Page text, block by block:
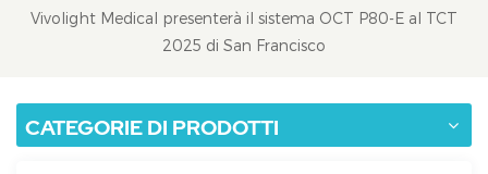
Vivolight Medical presenterà il sistema OCT P80-E al TCT
2025 di San Francisco
CATEGORIE DI PRODOTTI